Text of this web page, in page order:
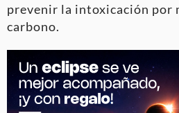
prevenir la intoxicación por
carbono.